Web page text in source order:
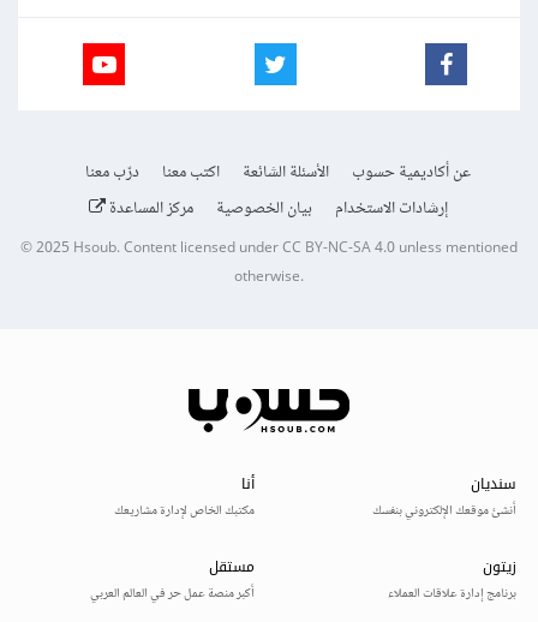
عن أكاديمية حسوب الأسئلة الشائعة اكتب معنا
درّب معنا
إرشادات الاستخدام
بيان الخصوصية مركز المساعدة
© 2025Hsoub.Content licensed underCC BY-NC-SA 4.0unless mentioned
otherwise.